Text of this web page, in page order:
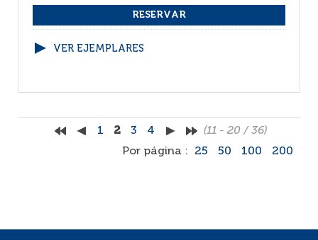
VER EJEMPLARES
1 2 3 4
(11 - 20 / 36)
Por página :
25 50 100 200